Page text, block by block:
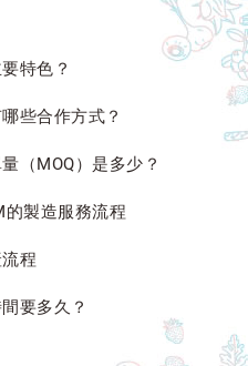
特色？
些合作方式？
（MOQ）是多少？
的製造服務流程
程
要多久？